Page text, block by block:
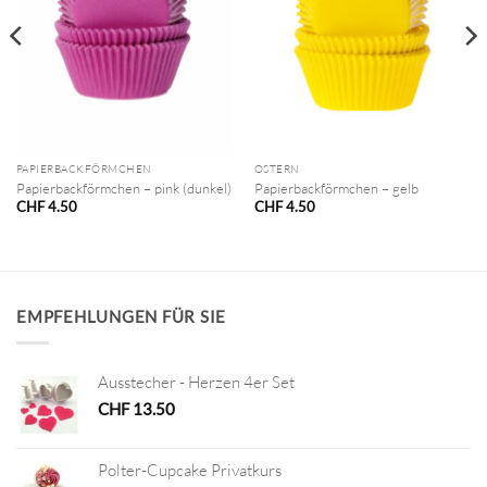
PAPIERBACKFÖRMCHEN
Papierbackförmchen – pink (dunkel)
CHF4.50
OSTERN
Papierbackförmchen – gelb
CHF4.50
EMPFEHLUNGEN FÜR SIE
Ausstecher - Herzen 4er Set
CHF13.50
Polter-Cupcake Privatkurs